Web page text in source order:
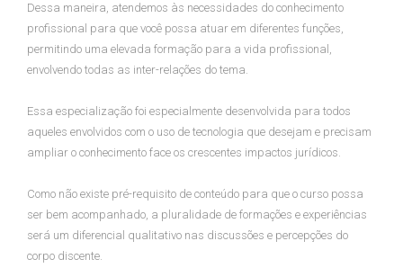
Dessa maneira, atendemos às necessidades do conhecimento
profissional para que você possa atuar em diferentes funções,
permitindo uma elevada formação para a vida profissional,
envolvendo todas as inter-relações do tema.
Essa especialização foi especialmente desenvolvida para todos
aqueles envolvidos com o uso de tecnologia que desejam e precisam
ampliar o conhecimento face os crescentes impactos jurídicos.
Como não existe pré-requisito de conteúdo para que o curso possa
ser bem acompanhado, a pluralidade de formações e experiências
será um diferencial qualitativo nas discussões e percepções do
corpo discente.